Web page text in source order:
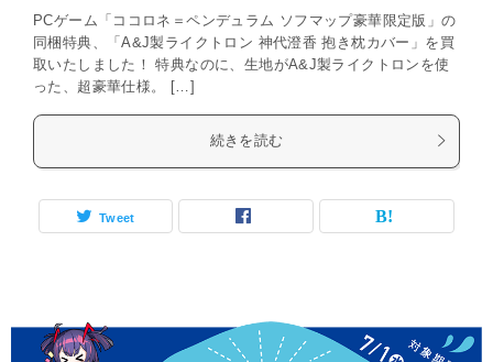
PCゲーム「ココロネ＝ペンデュラム ソフマップ豪華限定版」の
同梱特典、「A&J製ライクトロン 神代澄香 抱き枕カバー」を買
取いたしました！ 特典なのに、生地がA&J製ライクトロンを使
った、超豪華仕様。 […]
続きを読む
Tweet